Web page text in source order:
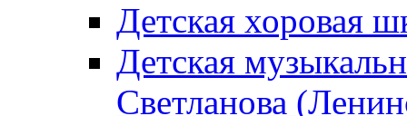
Детская хоровая
Детская
Светланова